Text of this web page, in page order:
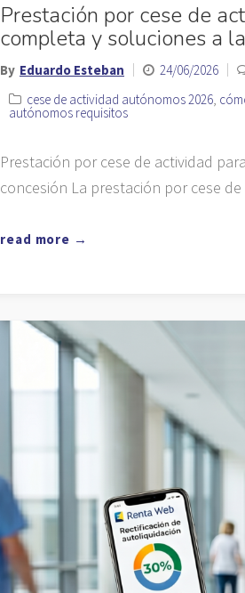
Prestación por cese de
completa y soluciones a
By Eduardo Esteban 24/06/2026
cese de actividad autónomos 2026,
autónomos requisitos
Prestación por cese de actividad
concesión La prestación por cese
read more →